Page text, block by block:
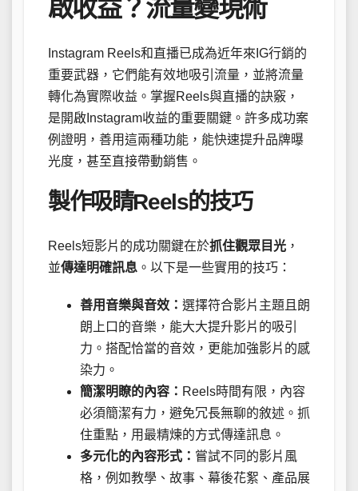
啟收益？流量變現術
Instagram Reels和直播已成為近年來IG行銷的
重要武器，它們能有效地吸引流量，並將流量
轉化為實際收益。掌握Reels與直播的訣竅，
是開啟Instagram收益的重要關鍵。許多成功案
例證明，善用這兩種功能，能快速提升品牌曝
光度，甚至直接帶動銷售。
製作吸睛Reels的技巧
Reels短影片的成功關鍵在於抓住觀眾目光 ，
並傳達明確訊息 。以下是一些實用的技巧：
善用音樂與音效： 選擇符合影片主題且朗
朗上口的音樂，能大大提升影片的吸引
力。搭配恰當的音效，更能加強影片的感
染力。
簡潔明瞭的內容： Reels時間有限，內容
必須簡潔有力，避免冗長無聊的敘述。抓
住重點，用最精煉的方式傳達訊息。
多元化的內容形式： 嘗試不同的影片風
格，例如教學、故事、幕後花絮、產品展